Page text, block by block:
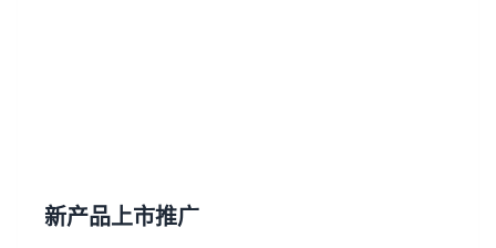
新产品上市推广